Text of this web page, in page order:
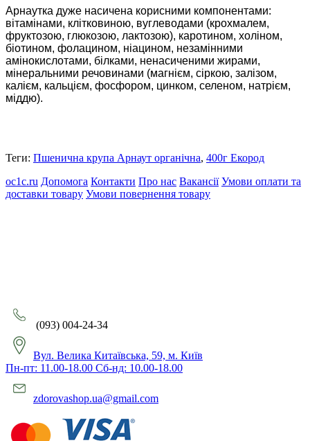
Арнаутка дуже насичена корисними компонентами:
вітамінами, клітковиною, вуглеводами (крохмалем,
фруктозою, глюкозою, лактозою), каротином, холіном,
біотином, фолацином, ніацином, незамінними
амінокислотами, білками, ненасиченими жирами,
мінеральними речовинами (магнієм, сіркою, залізом,
калієм, кальцієм, фосфором, цинком, селеном, натрієм,
міддю).
Теги: Пшенична крупа Арнаут органічна, 400г Екород
oc1c.ru Допомога Контакти Про нас Вакансії Умови оплати та
доставки товару Умови повернення товару
(093) 004-24-34
Вул. Велика Китаївська, 59, м. Київ
Пн-пт: 11.00-18.00 Сб-нд: 10.00-18.00
zdorovashop.ua@gmail.com